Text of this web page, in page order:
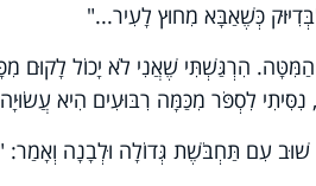
כְּשֶׁאַבָּא מִחוּץ לָעִיר..."
הִרְגַּשְׁתִּי שֶׁאֲנִי לֹא יָכוֹל לָקוּם
לִסְפֹּר מִכַּמָּה רִבּוּעִים הִיא
עִם תַּחְבֹּשֶׁת גְּדוֹלָה וּלְבָנָה וְאָמַר: